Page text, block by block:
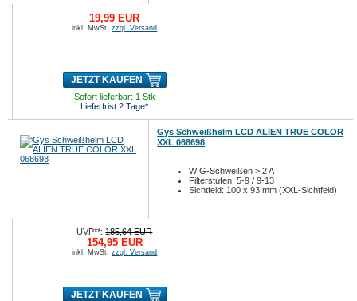
19,99 EUR
inkl. MwSt.zzgl. Versand
JETZT KAUFEN
Sofort lieferbar: 1 Stk
Lieferfrist 2 Tage*
Gys Schweißhelm LCD ALIEN TRUE COLOR
XXL 068698
WIG-Schweißen > 2 A
Filterstufen: 5-9 / 9-13
Sichtfeld: 100 x 93 mm (XXL-Sichtfeld)
UVP**:185,64 EUR
154,95 EUR
inkl. MwSt.zzgl. Versand
JETZT KAUFEN